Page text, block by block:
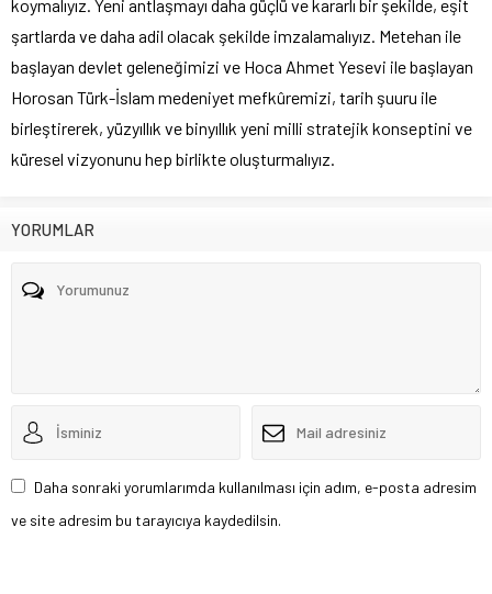
koymalıyız. Yeni antlaşmayı daha güçlü ve kararlı bir şekilde, eşit
şartlarda ve daha adil olacak şekilde imzalamalıyız. Metehan ile
başlayan devlet geleneğimizi ve Hoca Ahmet Yesevi ile başlayan
Horosan Türk-İslam medeniyet mefkûremizi, tarih şuuru ile
birleştirerek, yüzyıllık ve binyıllık yeni milli stratejik konseptini ve
küresel vizyonunu hep birlikte oluşturmalıyız.
YORUMLAR
Daha sonraki yorumlarımda kullanılması için adım, e-posta adresim
ve site adresim bu tarayıcıya kaydedilsin.